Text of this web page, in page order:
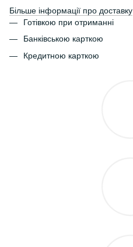
Більше інформації про доставку
Готівкою при отриманні
Банківською карткою
Кредитною карткою